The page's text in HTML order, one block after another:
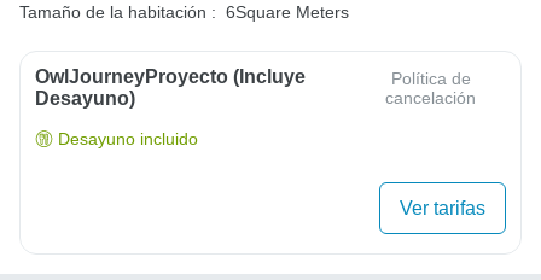
Tamaño de la habitación : 6Square Meters
OwlJourneyProyecto (Incluye
Desayuno)
Política de
cancelación
Desayuno incluido
Ver tarifas